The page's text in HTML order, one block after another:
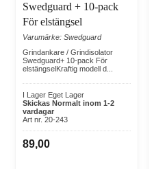
Swedguard + 10-pack
För elstängsel
Varumärke: Swedguard
Grindankare / Grindisolator
Swedguard+ 10-pack För
elstängselKraftig modell d...
I Lager Eget Lager
Skickas Normalt inom 1-2
vardagar
Art nr. 20-243
89,00